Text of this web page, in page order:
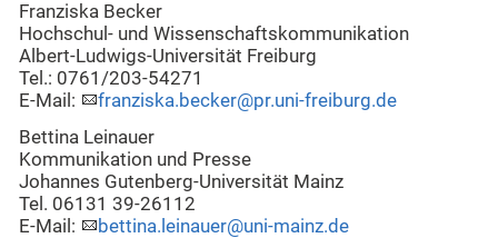
Franziska Becker
Hochschul- und Wissenschaftskommunikation
Albert-Ludwigs-Universität Freiburg
Tel.: 0761/203-54271
E-Mail:
franziska.becker@pr.uni-freiburg.de
Bettina Leinauer
Kommunikation und Presse
Johannes Gutenberg-Universität Mainz
Tel. 06131 39-26112
E-Mail:
bettina.leinauer@uni-mainz.de